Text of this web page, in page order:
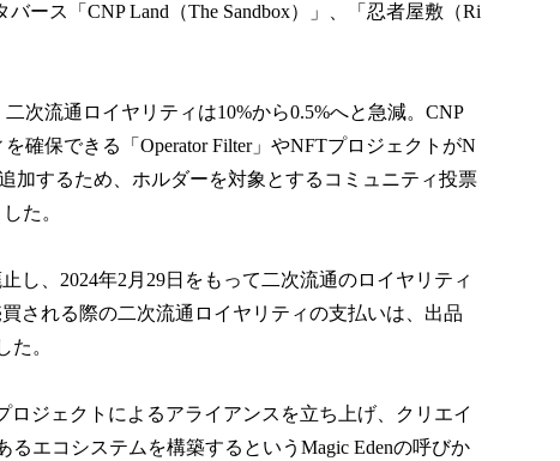
ース「CNP Land（The Sandbox）」、「忍者屋敷（Ri
次流通ロイヤリティは10%から0.5%へと急減。CNP
確保できる「Operator Filter」やNFTプロジェクトがN
加するため、ホルダーを対象とするコミュニティ投票
た。
し、2024年2月29日をもって二次流通のロイヤリティ
される際の二次流通ロイヤリティの支払いは、出品
た。
ジェクトによるアライアンスを立ち上げ、クリエイ
エコシステムを構築するというMagic Edenの呼びか